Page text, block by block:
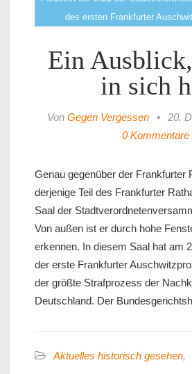
des ersten Frankfurter
Ein
in sich
Von Gegen Vergessen • 20.
0 Kommentare
Genau gegenüber der Frankfurter
derjenige Teil des Frankfurter
Saal der
Von außen ist er durch hohe
erkennen. In diesem Saal hat am
der erste Frankfurter
der größte Strafprozess der
Deutschland. Der
Aktuelles historisch gesehen,